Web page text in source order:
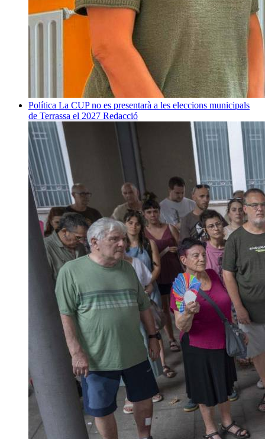
Política La CUP no es presentarà a les eleccions municipals
de Terrassa el 2027 Redacció